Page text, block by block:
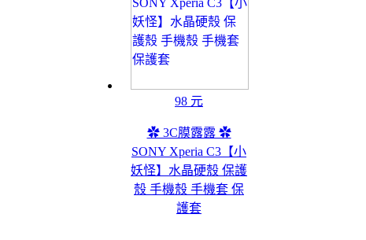
98 元
✿ 3C膜露露 ✿
SONY Xperia C3【小
妖怪】水晶硬殼 保護
殼 手機殼 手機套 保
護套